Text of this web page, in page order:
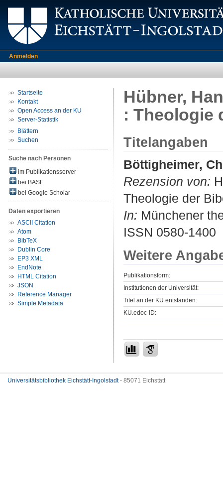
Anmelden
Startseite
Kontakt
Open Access an der KU
Server-Statistik
Blättern
Suchen
Suche nach Personen
im Publikationsserver
bei BASE
bei Google Scholar
Daten exportieren
ASCII Citation
Atom
BibTeX
Dublin Core
EP3 XML
EndNote
HTML Citation
JSON
Reference Manager
Simple Metadata
Hübner,
: Theologie
Titelangaben
Böttigheimer,
Rezension von:
Theologie der
In: Münchener
ISSN 0580-1400
Weitere
Publikationsform:
Institutionen der Universität:
Titel an der KU entstanden:
KU.edoc-ID:
Universitätsbibliothek Eichstätt-Ingolstadt- 85071 Eichstätt